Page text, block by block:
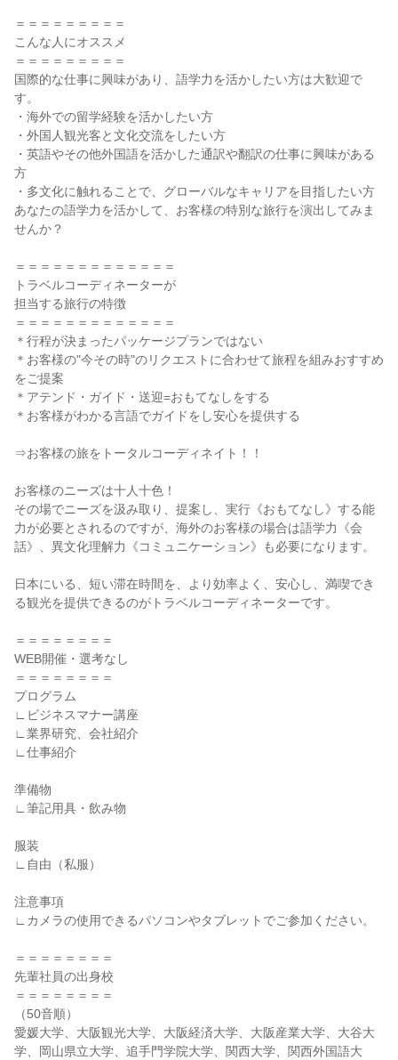
＝＝＝＝＝＝＝＝＝
こんな人にオススメ
＝＝＝＝＝＝＝＝＝
国際的な仕事に興味があり、語学力を活かしたい方は大歓迎で
す。
・海外での留学経験を活かしたい方
・外国人観光客と文化交流をしたい方
・英語やその他外国語を活かした通訳や翻訳の仕事に興味がある
方
・多文化に触れることで、グローバルなキャリアを目指したい方
あなたの語学力を活かして、お客様の特別な旅行を演出してみま
せんか？
＝＝＝＝＝＝＝＝＝＝＝＝＝
トラベルコーディネーターが
担当する旅行の特徴
＝＝＝＝＝＝＝＝＝＝＝＝＝
＊行程が決まったパッケージプランではない
＊お客様の"今その時"のリクエストに合わせて旅程を組みおすすめ
をご提案
＊アテンド・ガイド・送迎=おもてなしをする
＊お客様がわかる言語でガイドをし安心を提供する
⇒お客様の旅をトータルコーディネイト！！
お客様のニーズは十人十色！
その場でニーズを汲み取り、提案し、実行《おもてなし》する能
力が必要とされるのですが、海外のお客様の場合は語学力《会
話》、異文化理解力《コミュニケーション》も必要になります。
日本にいる、短い滞在時間を、より効率よく、安心し、満喫でき
る観光を提供できるのがトラベルコーディネーターです。
＝＝＝＝＝＝＝＝
WEB開催・選考なし
＝＝＝＝＝＝＝＝
プログラム
∟ビジネスマナー講座
∟業界研究、会社紹介
∟仕事紹介
準備物
∟筆記用具・飲み物
服装
∟自由（私服）
注意事項
∟カメラの使用できるパソコンやタブレットでご参加ください。
＝＝＝＝＝＝＝＝
先輩社員の出身校
＝＝＝＝＝＝＝＝
（50音順）
愛媛大学、大阪観光大学、大阪経済大学、大阪産業大学、大谷大
学、岡山県立大学、追手門学院大学、関西大学、関西外国語大